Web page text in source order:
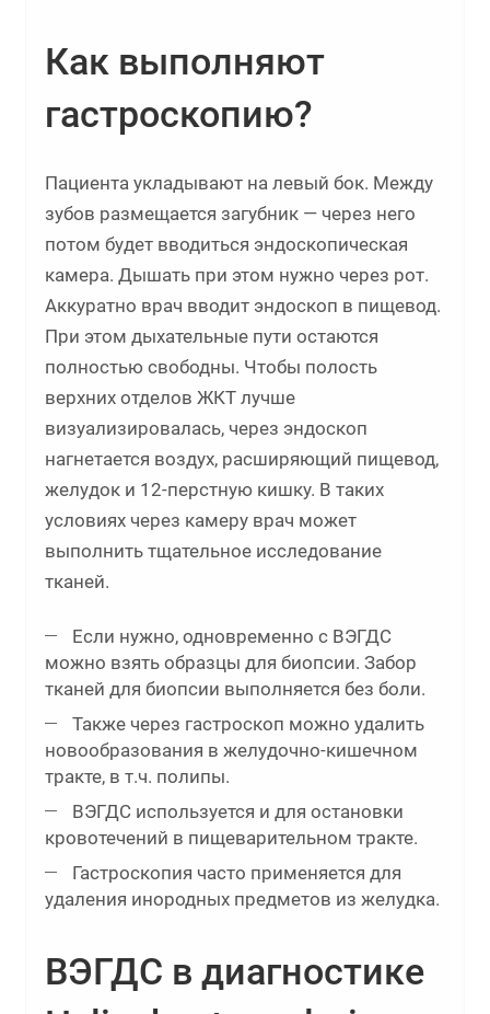
Как выполняют
гастроскопию?
Пациента укладывают на левый бок. Между
зубов размещается загубник — через него
потом будет вводиться эндоскопическая
камера. Дышать при этом нужно через рот.
Аккуратно врач вводит эндоскоп в пищевод.
При этом дыхательные пути остаются
полностью свободны. Чтобы полость
верхних отделов ЖКТ лучше
визуализировалась, через эндоскоп
нагнетается воздух, расширяющий пищевод,
желудок и 12-перстную кишку. В таких
условиях через камеру врач может
выполнить тщательное исследование
тканей.
Если нужно, одновременно с ВЭГДС
можно взять образцы для биопсии. Забор
тканей для биопсии выполняется без боли.
Также через гастроскоп можно удалить
новообразования в желудочно-кишечном
тракте, в т.ч. полипы.
ВЭГДС используется и для остановки
кровотечений в пищеварительном тракте.
Гастроскопия часто применяется для
удаления инородных предметов из желудка.
ВЭГДС в диагностике